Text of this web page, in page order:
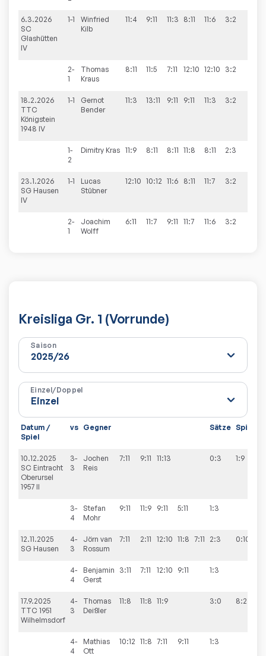
6.3.2026
SC
Glashütten
IV
1-1
Winfried
Kilb
11:4 9:11 11:3 8:11 11:6 3:2
2-
1
Thomas
Kraus
8:11 11:5 7:11 12:10 12:10 3:2
18.2.2026
TTC
Königstein
1948 IV
1-1
Gernot
Bender
11:3 13:11 9:11 9:11 11:3 3:2
1-
2
Dimitry Kras 11:9 8:11 8:11 11:8 8:11 2:3
23.1.2026
SG Hausen
IV
1-1
Lucas
Stübner
12:10 10:12 11:6 8:11 11:7 3:2
2-
1
Joachim
Wolff
6:11 11:7 9:11 11:7 11:6 3:2
Kreisliga Gr. 1 (Vorrunde)
Saison
Einzel/Doppel
Datum /
Spiel
vs Gegner Sätze Spiele
10.12.2025
SC Eintracht
Oberursel
1957 II
3-
3
Jochen
Reis
7:11 9:11 11:13 0:3 1:9
3-
4
Stefan
Mohr
9:11 11:9 9:11 5:11 1:3
12.11.2025
SG Hausen
4-
3
Jörn van
Rossum
7:11 2:11 12:10 11:8 7:11 2:3 0:10
4-
4
Benjamin
Gerst
3:11 7:11 12:10 9:11 1:3
17.9.2025
TTC 1951
Wilhelmsdorf
4-
3
Thomas
Deißler
11:8 11:8 11:9 3:0 8:2
4-
4
Mathias
Ott
10:12 11:8 7:11 9:11 1:3